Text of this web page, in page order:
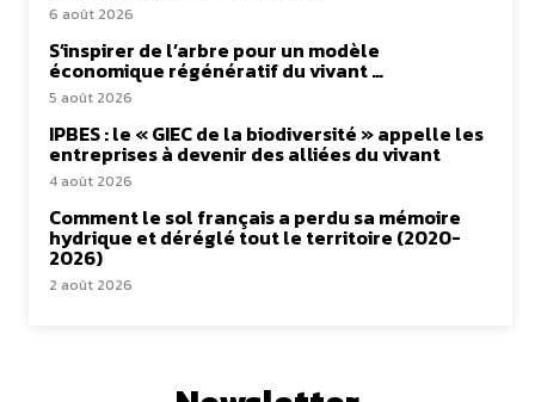
6 août 2026
S’inspirer de l’arbre pour un modèle
économique régénératif du vivant …
5 août 2026
IPBES : le « GIEC de la biodiversité » appelle les
entreprises à devenir des alliées du vivant
4 août 2026
Comment le sol français a perdu sa mémoire
hydrique et déréglé tout le territoire (2020-
2026)
2 août 2026